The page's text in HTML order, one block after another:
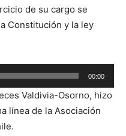
de su cargo se
Constitución y la ley
00:00
Valdivia-Osorno, hizo
línea de la Asociación